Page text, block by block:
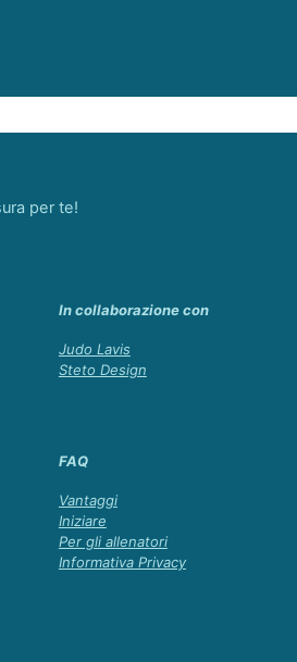
per te!
In collaborazione con
Judo Lavis
Steto Design
FAQ
Vantaggi
Iniziare
Per gli allenatori
Informativa Privacy